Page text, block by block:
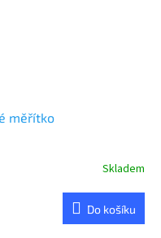
měřítko
Skladem
Do košíku